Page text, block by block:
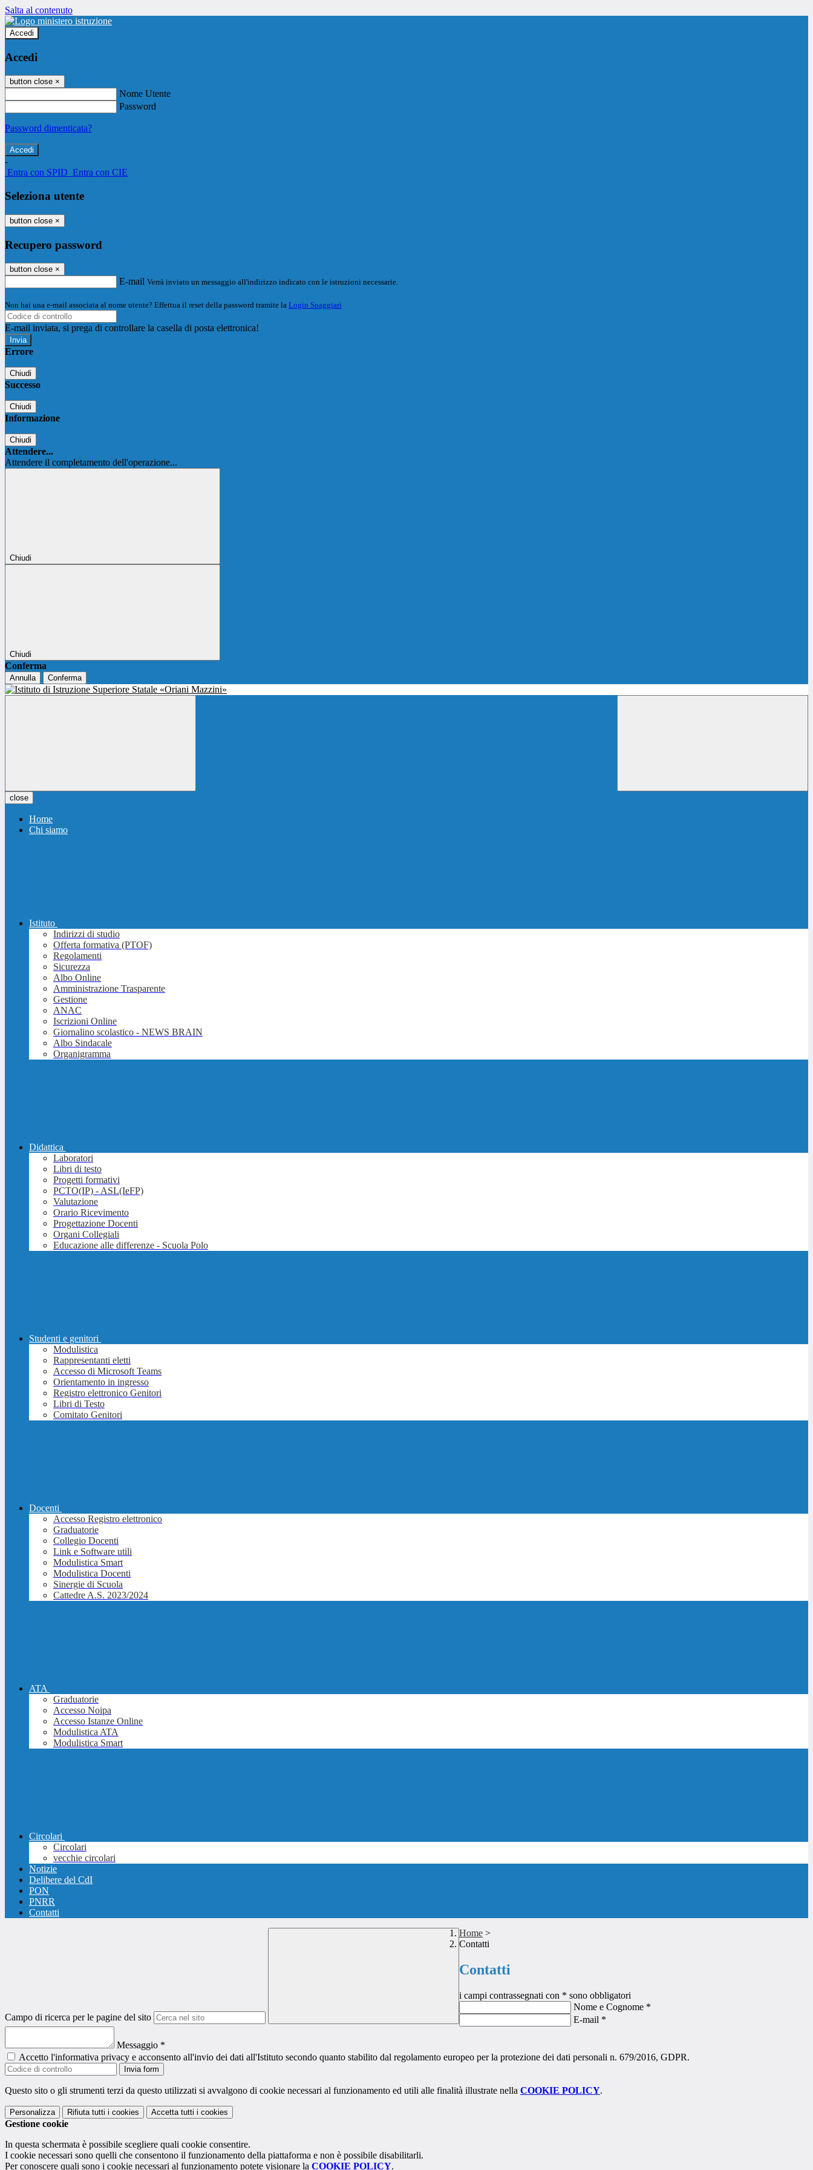
Salta al contenuto
Accedi
Accedi
button close ×
Nome Utente
Password
Password dimenticata?
-
Entra con SPID Entra con CIE
Seleziona utente
button close ×
Recupero password
button close ×
E-mail Verrà inviato un messaggio all'indirizzo indicato con le istruzioni necessarie.
Non hai una e-mail associata al nome utente? Effettua il reset della password tramite la Login Spaggiari
E-mail inviata, si prega di controllare la casella di posta elettronica!
Errore
Chiudi
Successo
Chiudi
Informazione
Chiudi
Attendere...
Attendere il completamento dell'operazione...
Chiudi
Chiudi
Conferma
Annulla Conferma
close
Home
Chi siamo
Istituto
Indirizzi di studio
Offerta formativa (PTOF)
Regolamenti
Sicurezza
Albo Online
Amministrazione Trasparente
Gestione
ANAC
Iscrizioni Online
Giornalino scolastico - NEWS BRAIN
Albo Sindacale
Organigramma
Didattica
Laboratori
Libri di testo
Progetti formativi
PCTO(IP) - ASL(IeFP)
Valutazione
Orario Ricevimento
Progettazione Docenti
Organi Collegiali
Educazione alle differenze - Scuola Polo
Studenti e genitori
Modulistica
Rappresentanti eletti
Accesso di Microsoft Teams
Orientamento in ingresso
Registro elettronico Genitori
Libri di Testo
Comitato Genitori
Docenti
Accesso Registro elettronico
Graduatorie
Collegio Docenti
Link e Software utili
Modulistica Smart
Modulistica Docenti
Sinergie di Scuola
Cattedre A.S. 2023/2024
ATA
Graduatorie
Accesso Noipa
Accesso Istanze Online
Modulistica ATA
Modulistica Smart
Circolari
Circolari
vecchie circolari
Notizie
Delibere del CdI
PON
PNRR
Contatti
Campo di ricerca per le pagine del sito
Home >
Contatti
Contatti
i campi contrassegnati con * sono obbligatori
Nome e Cognome *
E-mail *
Messaggio *
Accetto l'informativa privacy e acconsento all'invio dei dati all'Istituto secondo quanto stabilito dal regolamento europeo per la protezione dei dati personali n. 679/2016, GDPR.
Invia form
Questo sito o gli strumenti terzi da questo utilizzati si avvalgono di cookie necessari al funzionamento ed utili alle finalità illustrate nella COOKIE POLICY.
Personalizza Rifiuta tutti i cookies Accetta tutti i cookies
Gestione cookie
In questa schermata è possibile scegliere quali cookie consentire.
I cookie necessari sono quelli che consentono il funzionamento della piattaforma e non è possibile disabilitarli.
Per conoscere quali sono i cookie necessari al funzionamento potete visionare la COOKIE POLICY.